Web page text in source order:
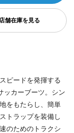
ピードを発揮する
ッカーブーツ。シン
をもたらし、簡単
トラップを装備し
のためのトラクシ